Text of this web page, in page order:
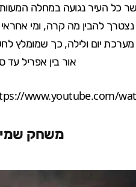
כל העיר נגועה במחלה
להבין מה קרה, ומי
אור בין אפריל
www.youtube.com/
משחק